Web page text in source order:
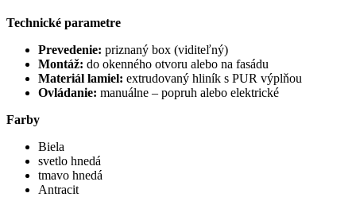
Technické parametre
Prevedenie: priznaný box (viditeľný)
Montáž: do okenného otvoru alebo na fasádu
Materiál lamiel: extrudovaný hliník s PUR výplňou
Ovládanie: manuálne – popruh alebo elektrické
Farby
Biela
svetlo hnedá
tmavo hnedá
Antracit